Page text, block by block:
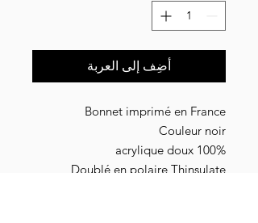
أضِف إلى العربة
Bonnet imprimé en France
Couleur noir
100% acrylique doux
Doublé en polaire Thinsulate